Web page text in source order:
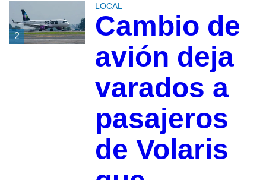
2
LOCAL
Cambio de
avión deja
varados a
pasajeros
de Volaris